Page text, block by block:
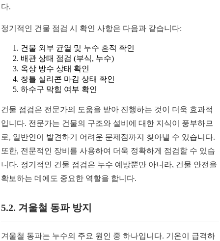
다.
정기적인 건물 점검 시 확인 사항은 다음과 같습니다:
건물 외부 균열 및 누수 흔적 확인
배관 상태 점검 (부식, 누수)
옥상 방수 상태 확인
창틀 실리콘 마감 상태 확인
하수구 막힘 여부 확인
건물 점검은 전문가의 도움을 받아 진행하는 것이 더욱 효과적
입니다. 전문가는 건물의 구조와 설비에 대한 지식이 풍부하므
로, 일반인이 발견하기 어려운 문제점까지 찾아낼 수 있습니다.
또한, 전문적인 장비를 사용하여 더욱 정확하게 점검할 수 있습
니다. 정기적인 건물 점검은 누수 예방뿐만 아니라, 건물 안전을
확보하는 데에도 중요한 역할을 합니다.
5.2. 겨울철 동파 방지
겨울철 동파는 누수의 주요 원인 중 하나입니다. 기온이 급격하